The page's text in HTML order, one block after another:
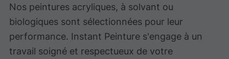
Nos peintures acryliques, à solvant ou
biologiques sont sélectionnées pour leur
performance. Instant Peinture s'engage à un
travail soigné et respectueux de votre